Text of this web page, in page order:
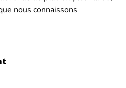
nous connaissons